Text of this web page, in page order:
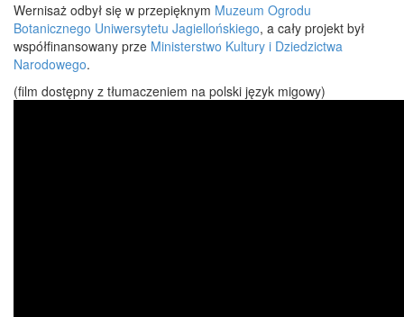
Wernisaż odbył się w przepięknym Muzeum Ogrodu
Botanicznego Uniwersytetu Jagiellońskiego, a cały projekt był
współfinansowany prze Ministerstwo Kultury i Dziedzictwa
Narodowego.
(film dostępny z tłumaczeniem na polski język migowy)